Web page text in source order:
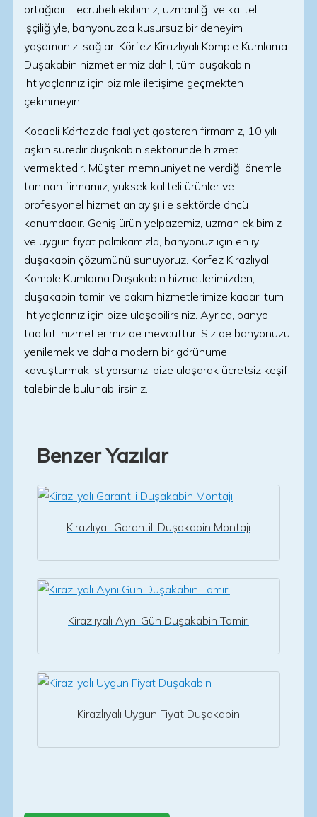
ortağıdır. Tecrübeli ekibimiz, uzmanlığı ve kaliteli
işçiliğiyle, banyonuzda kusursuz bir deneyim
yaşamanızı sağlar. Körfez Kirazlıyalı Komple Kumlama
Duşakabin hizmetlerimiz dahil, tüm duşakabin
ihtiyaçlarınız için bizimle iletişime geçmekten
çekinmeyin.
Kocaeli Körfez’de faaliyet gösteren firmamız, 10 yılı
aşkın süredir duşakabin sektöründe hizmet
vermektedir. Müşteri memnuniyetine verdiği önemle
tanınan firmamız, yüksek kaliteli ürünler ve
profesyonel hizmet anlayışı ile sektörde öncü
konumdadır. Geniş ürün yelpazemiz, uzman ekibimiz
ve uygun fiyat politikamızla, banyonuz için en iyi
duşakabin çözümünü sunuyoruz. Körfez Kirazlıyalı
Komple Kumlama Duşakabin hizmetlerimizden,
duşakabin tamiri ve bakım hizmetlerimize kadar, tüm
ihtiyaçlarınız için bize ulaşabilirsiniz. Ayrıca, banyo
tadilatı hizmetlerimiz de mevcuttur. Siz de banyonuzu
yenilemek ve daha modern bir görünüme
kavuşturmak istiyorsanız, bize ulaşarak ücretsiz keşif
talebinde bulunabilirsiniz.
Benzer Yazılar
Kirazlıyalı Garantili Duşakabin Montajı
Kirazlıyalı Aynı Gün Duşakabin Tamiri
Kirazlıyalı Uygun Fiyat Duşakabin